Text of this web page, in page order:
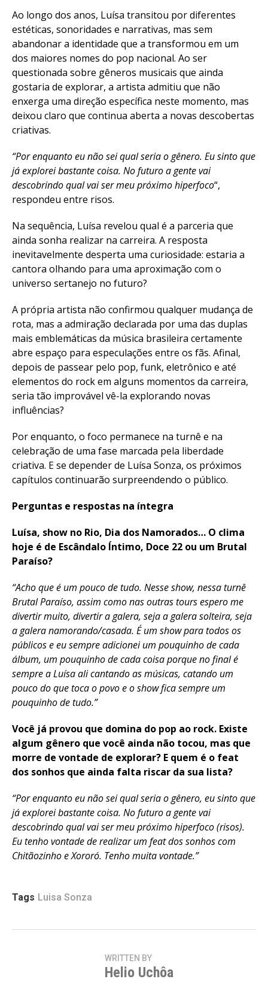
Ao longo dos anos, Luísa transitou por diferentes
estéticas, sonoridades e narrativas, mas sem
abandonar a identidade que a transformou em um
dos maiores nomes do pop nacional. Ao ser
questionada sobre gêneros musicais que ainda
gostaria de explorar, a artista admitiu que não
enxerga uma direção específica neste momento, mas
deixou claro que continua aberta a novas descobertas
criativas.
“Por enquanto eu não sei qual seria o gênero. Eu sinto que
já explorei bastante coisa. No futuro a gente vai
descobrindo qual vai ser meu próximo hiperfoco“,
respondeu entre risos.
Na sequência, Luísa revelou qual é a parceria que
ainda sonha realizar na carreira. A resposta
inevitavelmente desperta uma curiosidade: estaria a
cantora olhando para uma aproximação com o
universo sertanejo no futuro?
A própria artista não confirmou qualquer mudança de
rota, mas a admiração declarada por uma das duplas
mais emblemáticas da música brasileira certamente
abre espaço para especulações entre os fãs. Afinal,
depois de passear pelo pop, funk, eletrônico e até
elementos do rock em alguns momentos da carreira,
seria tão improvável vê-la explorando novas
influências?
Por enquanto, o foco permanece na turnê e na
celebração de uma fase marcada pela liberdade
criativa. E se depender de Luísa Sonza, os próximos
capítulos continuarão surpreendendo o público.
Perguntas e respostas na íntegra
Luísa, show no Rio, Dia dos Namorados… O clima
hoje é de Escândalo Íntimo, Doce 22 ou um Brutal
Paraíso?
“Acho que é um pouco de tudo. Nesse show, nessa turnê
Brutal Paraíso, assim como nas outras tours espero me
divertir muito, divertir a galera, seja a galera solteira, seja
a galera namorando/casada. É um show para todos os
públicos e eu sempre adicionei um pouquinho de cada
álbum, um pouquinho de cada coisa porque no final é
sempre a Luísa ali cantando as músicas, catando um
pouco do que toca o povo e o show fica sempre um
pouquinho de tudo.”
Você já provou que domina do pop ao rock. Existe
algum gênero que você ainda não tocou, mas que
morre de vontade de explorar? E quem é o feat
dos sonhos que ainda falta riscar da sua lista?
“Por enquanto eu não sei qual seria o gênero, eu sinto que
já explorei bastante coisa. No futuro a gente vai
descobrindo qual vai ser meu próximo hiperfoco (risos).
Eu tenho vontade de realizar um feat dos sonhos com
Chitãozinho e Xororó. Tenho muita vontade.”
Tags Luisa Sonza
WRITTEN BY
Helio Uchôa